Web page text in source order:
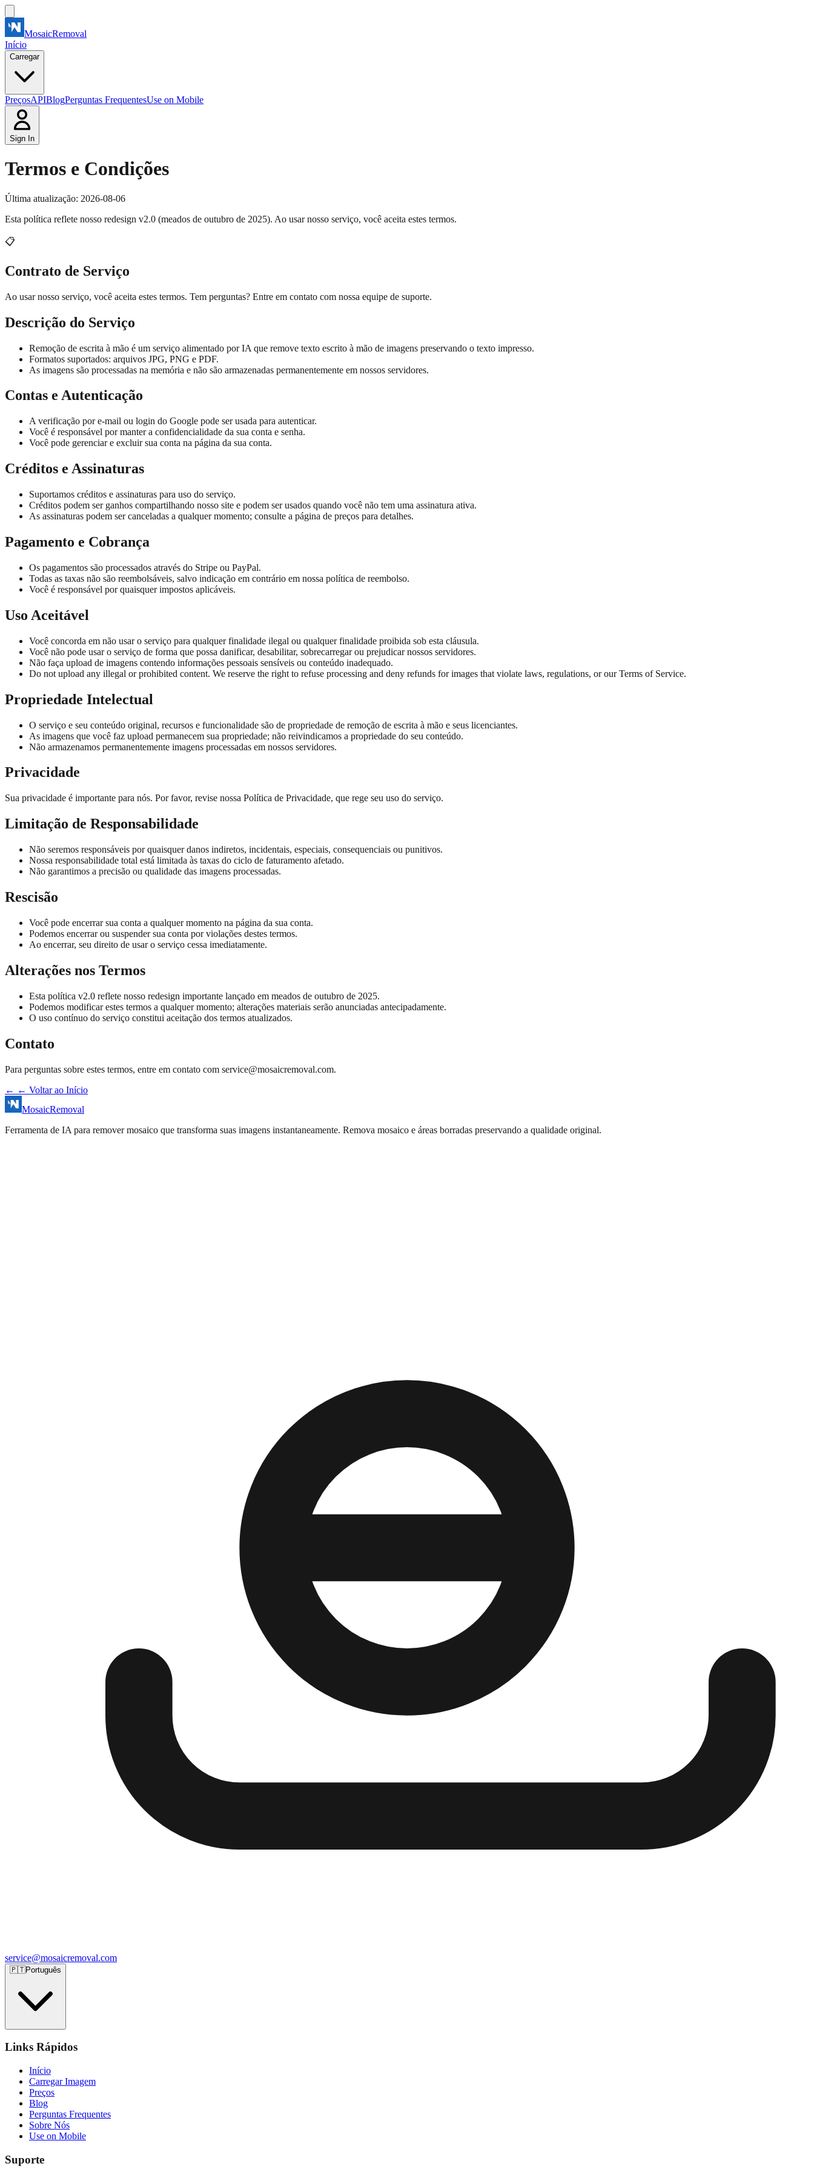
MosaicRemoval
Início
Carregar
PreçosAPIBlogPerguntas FrequentesUse on Mobile
Sign In
Termos e Condições
Última atualização: 2026-08-06
Esta política reflete nosso redesign v2.0 (meados de outubro de 2025). Ao usar nosso serviço, você aceita estes termos.
📋
Contrato de Serviço
Ao usar nosso serviço, você aceita estes termos. Tem perguntas? Entre em contato com nossa equipe de suporte.
Descrição do Serviço
Remoção de escrita à mão é um serviço alimentado por IA que remove texto escrito à mão de imagens preservando o texto impresso.
Formatos suportados: arquivos JPG, PNG e PDF.
As imagens são processadas na memória e não são armazenadas permanentemente em nossos servidores.
Contas e Autenticação
A verificação por e-mail ou login do Google pode ser usada para autenticar.
Você é responsável por manter a confidencialidade da sua conta e senha.
Você pode gerenciar e excluir sua conta na página da sua conta.
Créditos e Assinaturas
Suportamos créditos e assinaturas para uso do serviço.
Créditos podem ser ganhos compartilhando nosso site e podem ser usados quando você não tem uma assinatura ativa.
As assinaturas podem ser canceladas a qualquer momento; consulte a página de preços para detalhes.
Pagamento e Cobrança
Os pagamentos são processados através do Stripe ou PayPal.
Todas as taxas não são reembolsáveis, salvo indicação em contrário em nossa política de reembolso.
Você é responsável por quaisquer impostos aplicáveis.
Uso Aceitável
Você concorda em não usar o serviço para qualquer finalidade ilegal ou qualquer finalidade proibida sob esta cláusula.
Você não pode usar o serviço de forma que possa danificar, desabilitar, sobrecarregar ou prejudicar nossos servidores.
Não faça upload de imagens contendo informações pessoais sensíveis ou conteúdo inadequado.
Do not upload any illegal or prohibited content. We reserve the right to refuse processing and deny refunds for images that violate laws, regulations, or our Terms of Service.
Propriedade Intelectual
O serviço e seu conteúdo original, recursos e funcionalidade são de propriedade de remoção de escrita à mão e seus licenciantes.
As imagens que você faz upload permanecem sua propriedade; não reivindicamos a propriedade do seu conteúdo.
Não armazenamos permanentemente imagens processadas em nossos servidores.
Privacidade
Sua privacidade é importante para nós. Por favor, revise nossa Política de Privacidade, que rege seu uso do serviço.
Limitação de Responsabilidade
Não seremos responsáveis por quaisquer danos indiretos, incidentais, especiais, consequenciais ou punitivos.
Nossa responsabilidade total está limitada às taxas do ciclo de faturamento afetado.
Não garantimos a precisão ou qualidade das imagens processadas.
Rescisão
Você pode encerrar sua conta a qualquer momento na página da sua conta.
Podemos encerrar ou suspender sua conta por violações destes termos.
Ao encerrar, seu direito de usar o serviço cessa imediatamente.
Alterações nos Termos
Esta política v2.0 reflete nosso redesign importante lançado em meados de outubro de 2025.
Podemos modificar estes termos a qualquer momento; alterações materiais serão anunciadas antecipadamente.
O uso contínuo do serviço constitui aceitação dos termos atualizados.
Contato
Para perguntas sobre estes termos, entre em contato com service@mosaicremoval.com.
← ← Voltar ao Início
MosaicRemoval
Ferramenta de IA para remover mosaico que transforma suas imagens instantaneamente. Remova mosaico e áreas borradas preservando a qualidade original.
service@mosaicremoval.com
🇵🇹Português
Links Rápidos
Início
Carregar Imagem
Preços
Blog
Perguntas Frequentes
Sobre Nós
Use on Mobile
Suporte